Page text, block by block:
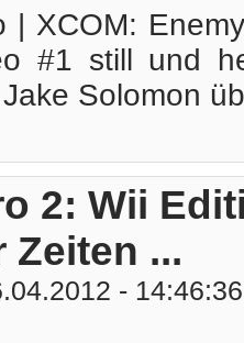
| XCOM:
#1 still und
Solomon
2: Wii
Zeiten ...
- 14:46:36